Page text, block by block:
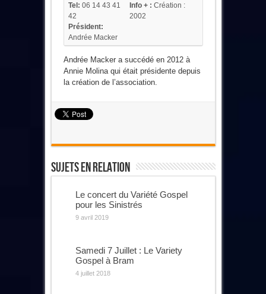
Tel: 06 14 43 41
42
Président:
Andrée Macker
Info + : Création :
2002
Andrée Macker a succédé en 2012 à
Annie Molina qui était présidente depuis
la création de l’association.
Sujets En Relation
Le concert du Variété Gospel
pour les Sinistrés
9 avril 2019
Samedi 7 Juillet : Le Variety
Gospel à Bram
4 juillet 2018